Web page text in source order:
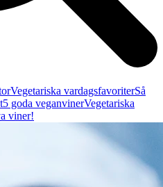
Vegetariska vardagsfavoriterSå
5 goda veganvinerVegetariska
viner!